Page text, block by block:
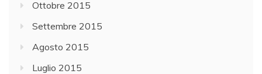
Ottobre 2015
Settembre 2015
Agosto 2015
Luglio 2015